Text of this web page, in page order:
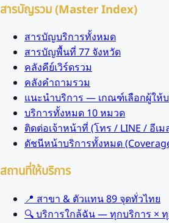
สารบัญรวม (Master Index)
สารบัญบริการทั้งหมด
สารบัญพื้นที่ 77 จังหวัด
คลังคีย์เวิร์ดรวม
คลังคำถามรวม
แนะนำบริการ — เกณฑ์เลือกผู้ให้
บริการทั้งหมด 10 หมวด
ติดต่อเจ้าหน้าที่ (โทร / LINE / อีเม
ดัชนีหน้าบริการทั้งหมด
สถานที่ให้บริการ
📍 สาขา & ตัวแทน 89 จุดทั่วไทย
🔍 บริการใกล้ฉัน — ทุกบริการ ×